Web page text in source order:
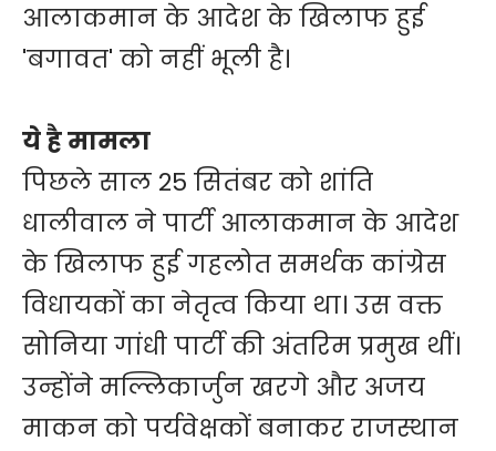
आलाकमान के आदेश के खिलाफ हुई
'बगावत' को नहीं भूली है।
ये है मामला
पिछले साल 25 सितंबर को शांति
धालीवाल ने पार्टी आलाकमान के आदेश
के खिलाफ हुई गहलोत समर्थक कांग्रेस
विधायकों का नेतृत्व किया था। उस वक्त
सोनिया गांधी पार्टी की अंतरिम प्रमुख थीं।
उन्होंने मल्लिकार्जुन खरगे और अजय
माकन को पर्यवेक्षकों बनाकर राजस्थान